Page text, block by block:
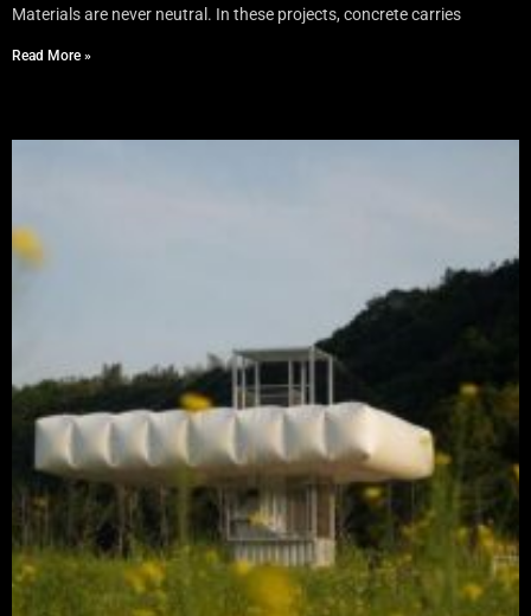
Materials are never neutral. In these projects, concrete carries
Read More »